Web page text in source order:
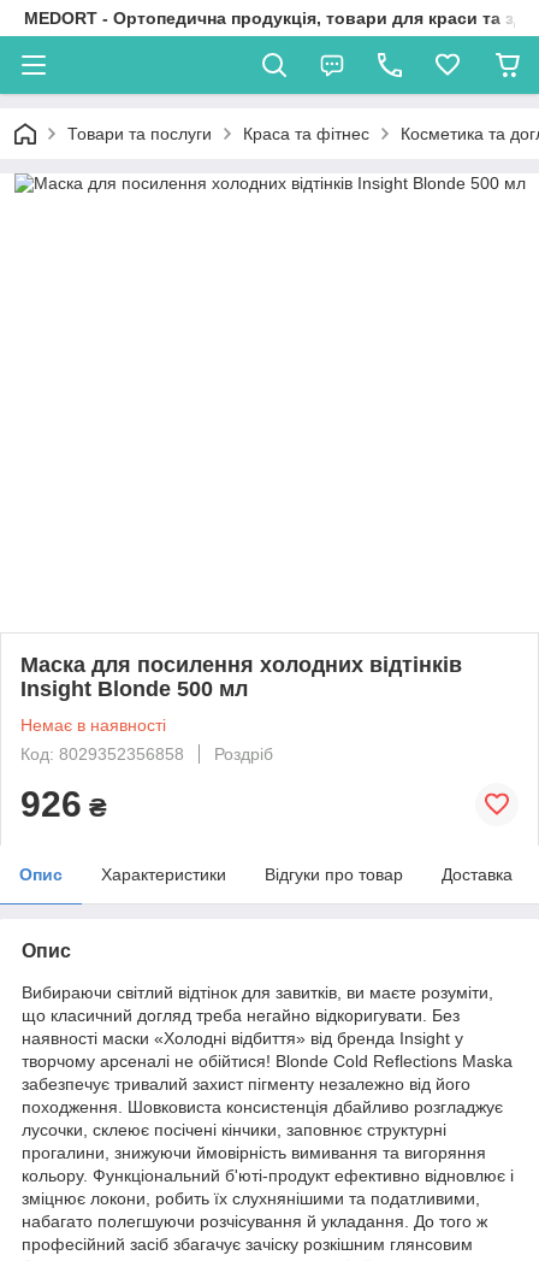
MEDORT - Ортопедична продукція, товари для краси та
Товари та послуги Краса та фітнес Косметика та
Маска для посилення холодних відтінків
Insight Blonde 500 мл
Немає в наявності
Код: 8029352356858
Роздріб
926 ₴
Опис Характеристики Відгуки про товар Доставка
Опис
Вибираючи світлий відтінок для завитків, ви маєте розуміти,
що класичний догляд треба негайно відкоригувати. Без
наявності маски «Холодні відбиття» від бренда Insight у
творчому арсеналі не обійтися! Blonde Cold Reflections Maska
забезпечує тривалий захист пігменту незалежно від його
походження. Шовковиста консистенція дбайливо розгладжує
лусочки, склеює посічені кінчики, заповнює структурні
прогалини, знижуючи ймовірність вимивання та вигоряння
кольору. Функціональний б'юті-продукт ефективно відновлює і
зміцнює локони, робить їх слухнянішими та податливими,
набагато полегшуючи розчісування й укладання. До того ж
професійний засіб збагачує зачіску розкішним глянсовим